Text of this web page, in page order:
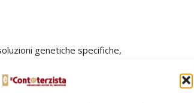
genetiche specifiche,
che caratterizzano i
di risorse, Syngenta può
potenzialità.